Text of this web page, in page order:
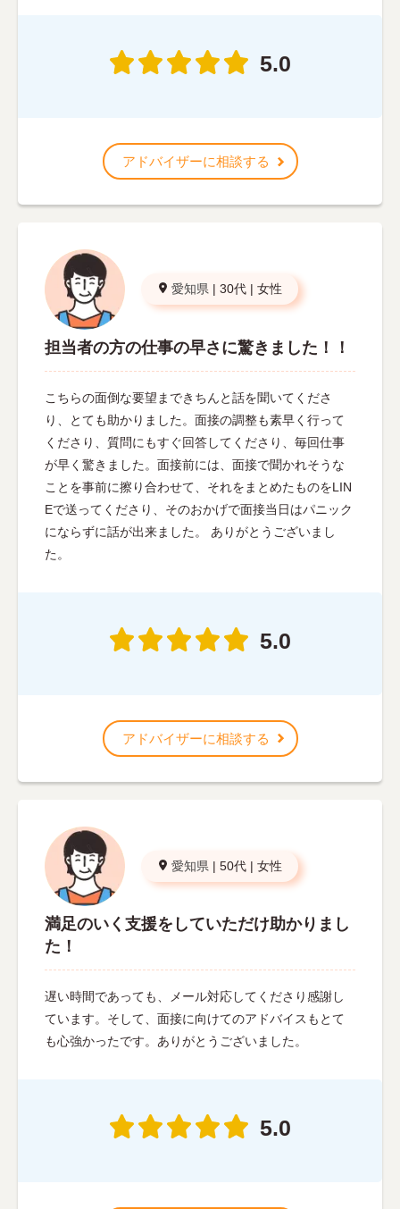
5.0
アドバイザーに相談する
愛知県 | 30代 | 女性
担当者の方の仕事の早さに驚きました！！
こちらの面倒な要望まできちんと話を聞いてくださ
り、とても助かりました。面接の調整も素早く行って
くださり、質問にもすぐ回答してくださり、毎回仕事
が早く驚きました。面接前には、面接で聞かれそうな
ことを事前に擦り合わせて、それをまとめたものをLIN
Eで送ってくださり、そのおかげで面接当日はパニック
にならずに話が出来ました。 ありがとうございまし
た。
5.0
アドバイザーに相談する
愛知県 | 50代 | 女性
満足のいく支援をしていただけ助かりまし
た！
遅い時間であっても、メール対応してくださり感謝し
ています。そして、面接に向けてのアドバイスもとて
も心強かったです。ありがとうございました。
5.0